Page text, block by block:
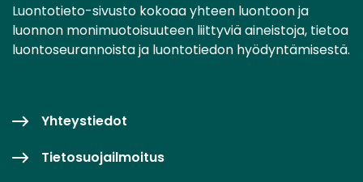
Luontotieto-sivusto kokoaa yhteen luontoon ja
luonnon monimuotoisuuteen liittyviä aineistoja, tietoa
luontoseurannoista ja luontotiedon hyödyntämisestä.
Yhteystiedot
Tietosuojailmoitus